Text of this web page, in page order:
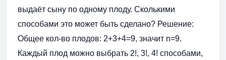
выдаёт сыну по одному плоду. Сколькими
способами это может быть сделано? Решение:
Общее кол-во плодов: 2+3+4=9, значит n=9.
Каждый плод можно выбрать 2!, 3!, 4! способами,